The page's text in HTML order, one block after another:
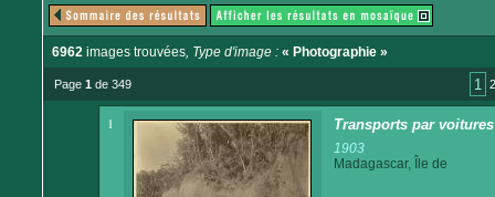
6962 images trouvées, Type d'image : « Photographie »
Page 1 de 349 1 2
1 Transports par
1903
Madagascar, Île de